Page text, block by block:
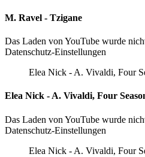
M. Ravel - Tzigane
Das Laden von YouTube wurde
Datenschutz-Einstellungen
Elea Nick - A. Vivaldi, Four
Elea Nick - A. Vivaldi, Four
Das Laden von YouTube wurde
Datenschutz-Einstellungen
Elea Nick - A. Vivaldi, Four